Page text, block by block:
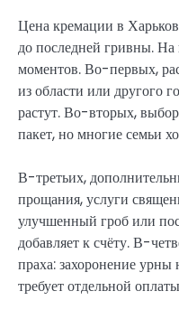
Цена кремации в
до последней гривны.
моментов. Во-первых,
из области или другого
растут. Во-вторых,
пакет, но многие семьи
В-третьих,
прощания, услуги
улучшенный гроб или
добавляет к счёту. В-
праха: захоронение
требует отдельной